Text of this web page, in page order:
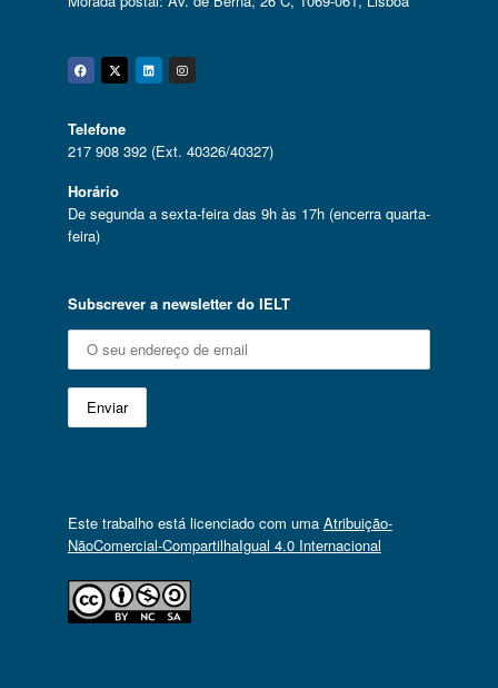
Facebook
Twitter
Linkedin
Instagram
Telefone
217 908 392 (Ext. 40326/40327)
Horário
De segunda a sexta-feira das 9h às 17h (encerra quarta-
feira)
Subscrever a newsletter do IELT
Este trabalho está licenciado com uma Atribuição-
NãoComercial-CompartilhaIgual 4.0 Internacional